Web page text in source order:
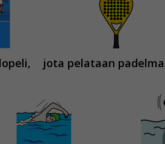
jota pelataan